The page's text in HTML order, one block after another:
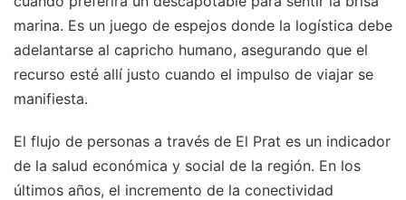
marina. Es un juego de espejos donde la logística debe
adelantarse al capricho humano, asegurando que el
recurso esté allí justo cuando el impulso de viajar se
manifiesta.
El flujo de personas a través de El Prat es un indicador
de la salud económica y social de la región. En los
últimos años, el incremento de la conectividad